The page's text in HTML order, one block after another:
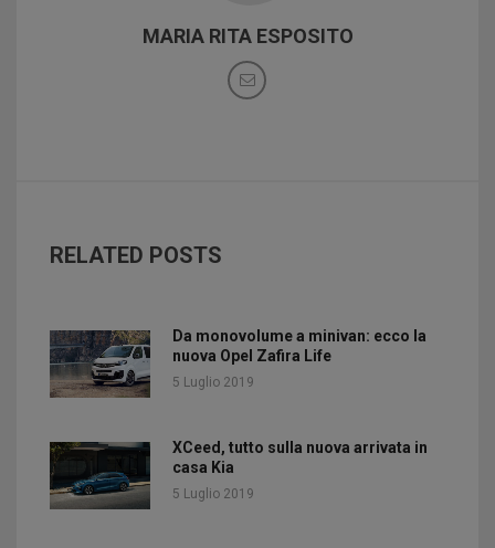
MARIA RITA ESPOSITO
RELATED POSTS
Da monovolume a minivan: ecco la
nuova Opel Zafira Life
5 Luglio 2019
XCeed, tutto sulla nuova arrivata in
casa Kia
5 Luglio 2019